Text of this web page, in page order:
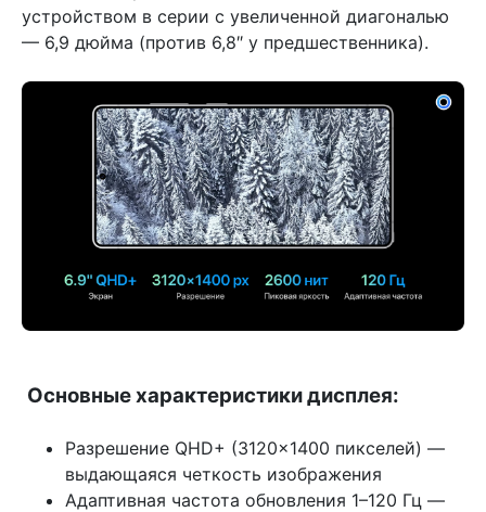
устройством в серии с увеличенной диагональю
— 6,9 дюйма (против 6,8″ у предшественника).
Основные характеристики дисплея:
Разрешение QHD+ (3120×1400 пикселей) —
выдающаяся четкость изображения
Адаптивная частота обновления 1–120 Гц —